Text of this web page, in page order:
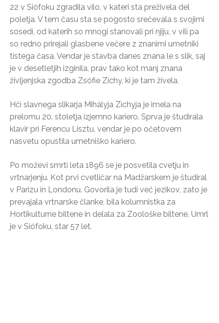
22 v Siófoku zgradila vilo, v kateri sta preživela del
poletja. V tem času sta se pogosto srečevala s svojimi
sosedi, od katerih so mnogi stanovali pri njiju, v vili pa
so redno prirejali glasbene večere z znanimi umetniki
tistega časa. Vendar je stavba danes znana le s slik, saj
je v desetletjih izginila, prav tako kot manj znana
življenjska zgodba Zsófie Zichy, ki je tam živela.
Hči slavnega slikarja Mihályja Zichyja je imela na
prelomu 20. stoletja izjemno kariero. Sprva je študirala
klavir pri Ferencu Lisztu, vendar je po očetovem
nasvetu opustila umetniško kariero.
Po moževi smrti leta 1896 se je posvetila cvetju in
vrtnarjenju. Kot prvi cvetličar na Madžarskem je študiral
v Parizu in Londonu. Govorila je tudi več jezikov, zato je
prevajala vrtnarske članke, bila kolumnistka za
Hortikulturne biltene in delala za Zoološke biltene. Umrl
je v Siófoku, star 57 let.